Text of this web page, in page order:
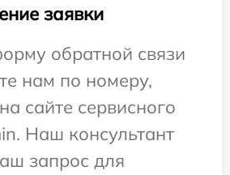
заявки
обратной связи
нам по номеру,
сайте сервисного
Наш консультант
запрос для